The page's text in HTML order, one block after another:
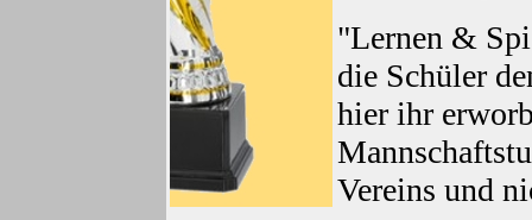
"Lernen &
die Schüler
hier ihr
Vereins und